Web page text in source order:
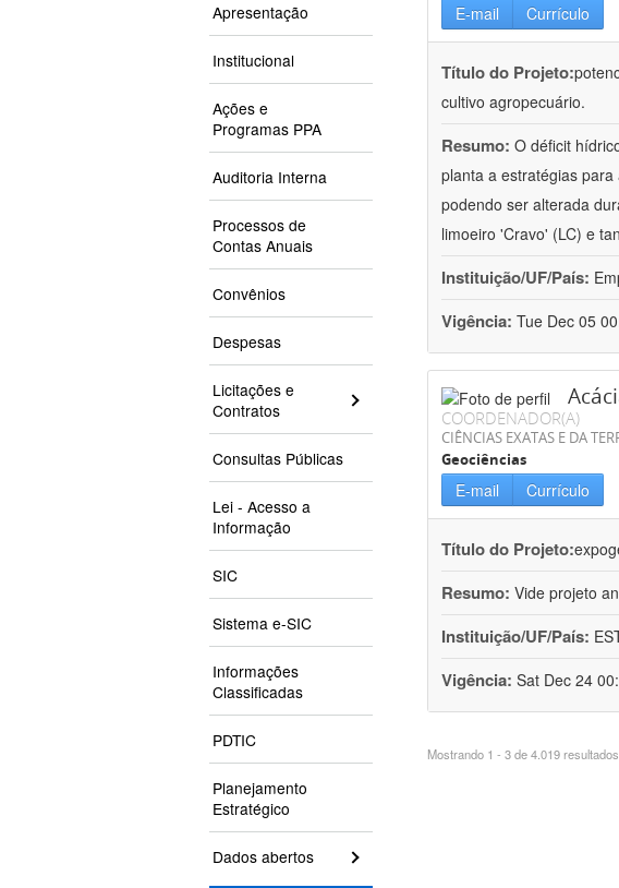
Apresentação
Institucional
Ações e
Programas PPA
Auditoria Interna
Processos de
Contas Anuais
Convênios
Despesas
Licitações e
Contratos
Consultas Públicas
Lei - Acesso a
Informação
SIC
Sistema e-SIC
Informações
Classificadas
PDTIC
Planejamento
Estratégico
Dados abertos
E-mail Currículo
Título do Projeto:
cultivo agropecuário.
Resumo: O déficit
planta a estratégias
podendo ser alterada
limoeiro 'Cravo' (LC) e
Instituição/UF/País:
Vigência: Tue Dec 05
COORDENADOR(A)
CIÊNCIAS EXATAS E DA
Geociências
E-mail Currículo
Título do Projeto:
Resumo: Vide projeto
Instituição/UF/País:
Vigência: Sat Dec 24
Mostrando 1 - 3 de 4.019